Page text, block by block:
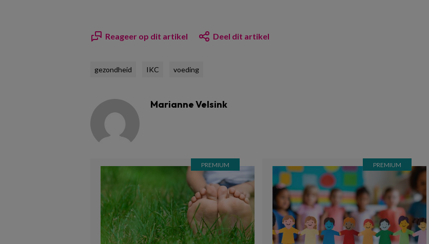
Reageer op dit artikel Deel dit artikel
gezondheid IKC voeding
Marianne Velsink